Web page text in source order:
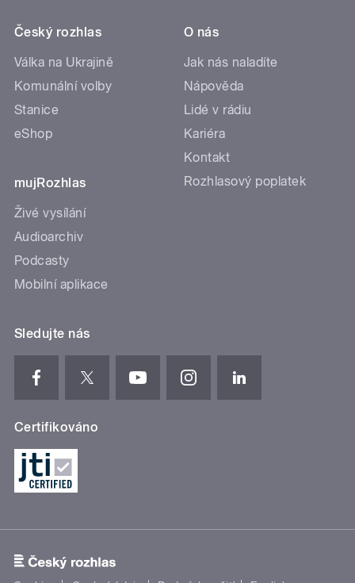
Český rozhlas
Válka na Ukrajině
Komunální volby
Stanice
eShop
mujRozhlas
Živé vysílání
Audioarchiv
Podcasty
Mobilní aplikace
O nás
Jak nás naladíte
Nápověda
Lidé v rádiu
Kariéra
Kontakt
Rozhlasový poplatek
Sledujte nás
Certifikováno